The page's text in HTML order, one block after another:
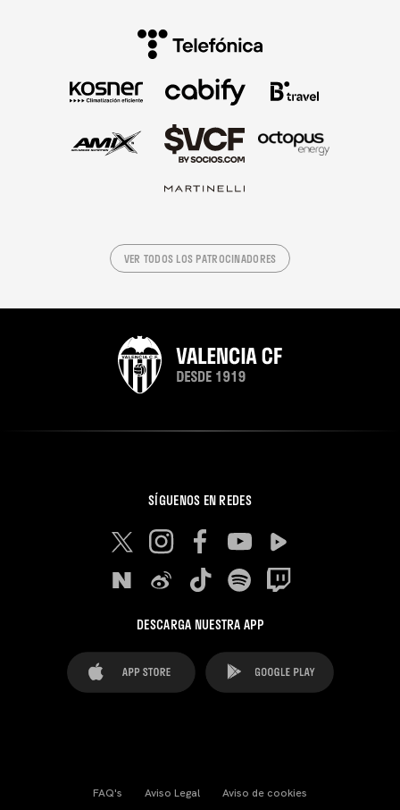
VER TODOS LOS PATROCINADORES
SÍGUENOS EN REDES
DESCARGA NUESTRA APP
FAQ's Aviso Legal Aviso de cookies